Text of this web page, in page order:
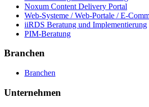
Noxum Content Delivery Portal
Web-Systeme / Web-Portale / E-
iiRDS Beratung und Implementierung
PIM-Beratung
Branchen
Branchen
Unternehmen